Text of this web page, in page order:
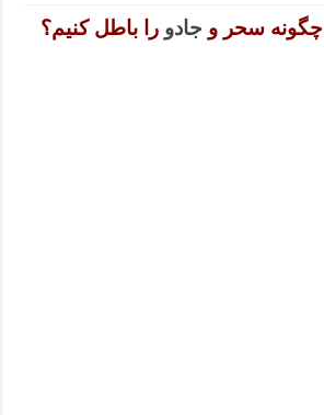
دعای رفع مشکلات و طلب حاجت
سحر و جادو را باطل کنیم؟